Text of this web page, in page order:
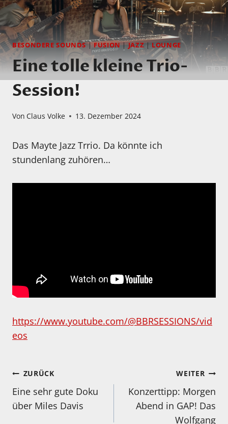
BESONDERE SOUNDS|FUSION|JAZZ|LOUNGE
Eine tolle kleine Trio-
Session!
Von Claus Volke 13. Dezember 2024
Das Mayte Jazz Trrio. Da könnte ich
stundenlang zuhören…
https://www.youtube.com/@BBRSESSIONS/vid
eos
Beitragsnavigation
ZURÜCK
Eine sehr gute Doku
über Miles Davis
WEITER
Konzerttipp: Morgen
Abend in GAP! Das
Wolfgang